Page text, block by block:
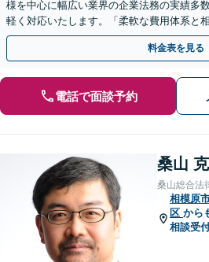
様を中心に幅広い業界の企業法務の実績多
軽く対応いたします。「柔軟な費用体系と
を法的側面から全面サポート！
料金表を見る
電話で面談予約
桑山
桑山総合法
相模原
区 から
相談受